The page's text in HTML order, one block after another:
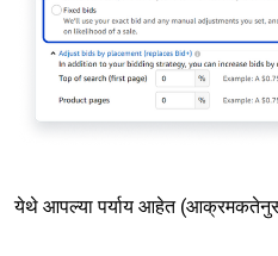
येथे आपल्या पर्याय आहेत